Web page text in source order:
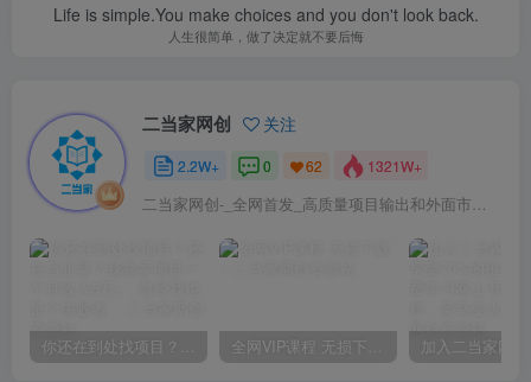
Life is simple.You make choices and you don't look back.
人生很简单，做了决定就不要后悔
二当家网创 关注
2.2W+ 0 62 1321W+
二当家网创-_全网首发_高质量项目输出和外面市场高价课程一模一样
你还在到处找项目？还在当韭菜？我靠卖项目一个月收入5万+，曾经我也是个失败者。 全网VIP课程 无损下载~